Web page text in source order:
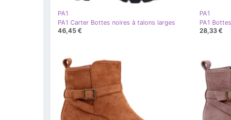
PA1
PA1 Carter Bottes noires à talons larges
46,45 €
PA1
28,33 €